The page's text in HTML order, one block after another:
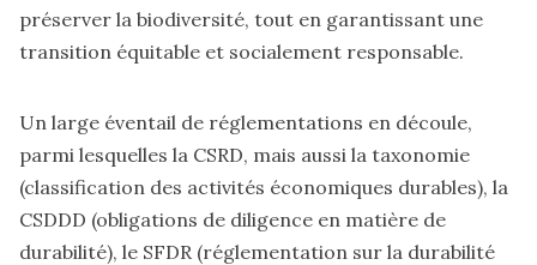
préserver la biodiversité, tout en garantissant une
transition équitable et socialement responsable.
Un large éventail de réglementations en découle,
parmi lesquelles la CSRD, mais aussi la taxonomie
(classification des activités économiques durables), la
CSDDD (obligations de diligence en matière de
durabilité), le SFDR (réglementation sur la durabilité